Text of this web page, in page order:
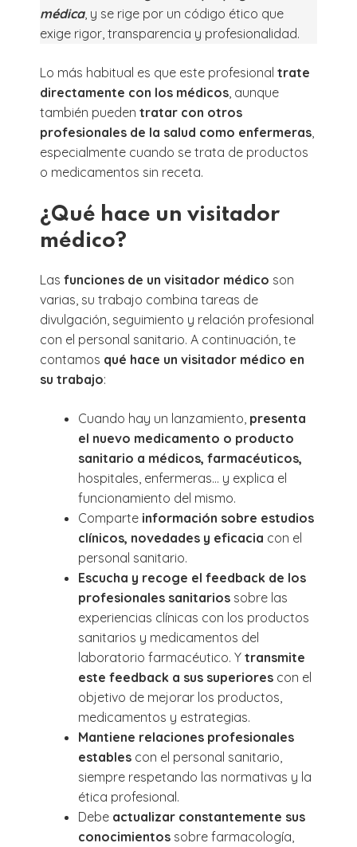
médica, y se rige por un código ético que
exige rigor, transparencia y profesionalidad.
Lo más habitual es que este profesional trate
directamente con los médicos , aunque
también pueden tratar con otros
profesionales de la salud como enfermeras
especialmente cuando se trata de productos
o medicamentos sin receta.
¿Qué hace un visitador
médico?
Las funciones de un visitador médico son
varias, su trabajo combina tareas de
divulgación, seguimiento y relación profesional
con el personal sanitario. A continuación, te
contamos qué hace un visitador médico en
su trabajo:
Cuando hay un lanzamiento, presenta
el nuevo medicamento o producto
sanitario a médicos, farmacéuticos,
hospitales, enfermeras… y explica el
funcionamiento del mismo.
Comparte información sobre estudios
clínicos, novedades y eficacia con el
personal sanitario.
Escucha y recoge el feedback de los
profesionales sanitarios sobre las
experiencias clínicas con los productos
sanitarios y medicamentos del
laboratorio farmacéutico. Y transmite
este feedback a sus superiores con el
objetivo de mejorar los productos,
medicamentos y estrategias.
Mantiene relaciones profesionales
estables con el personal sanitario,
siempre respetando las normativas y la
ética profesional.
Debe actualizar constantemente sus
conocimientos sobre farmacología,